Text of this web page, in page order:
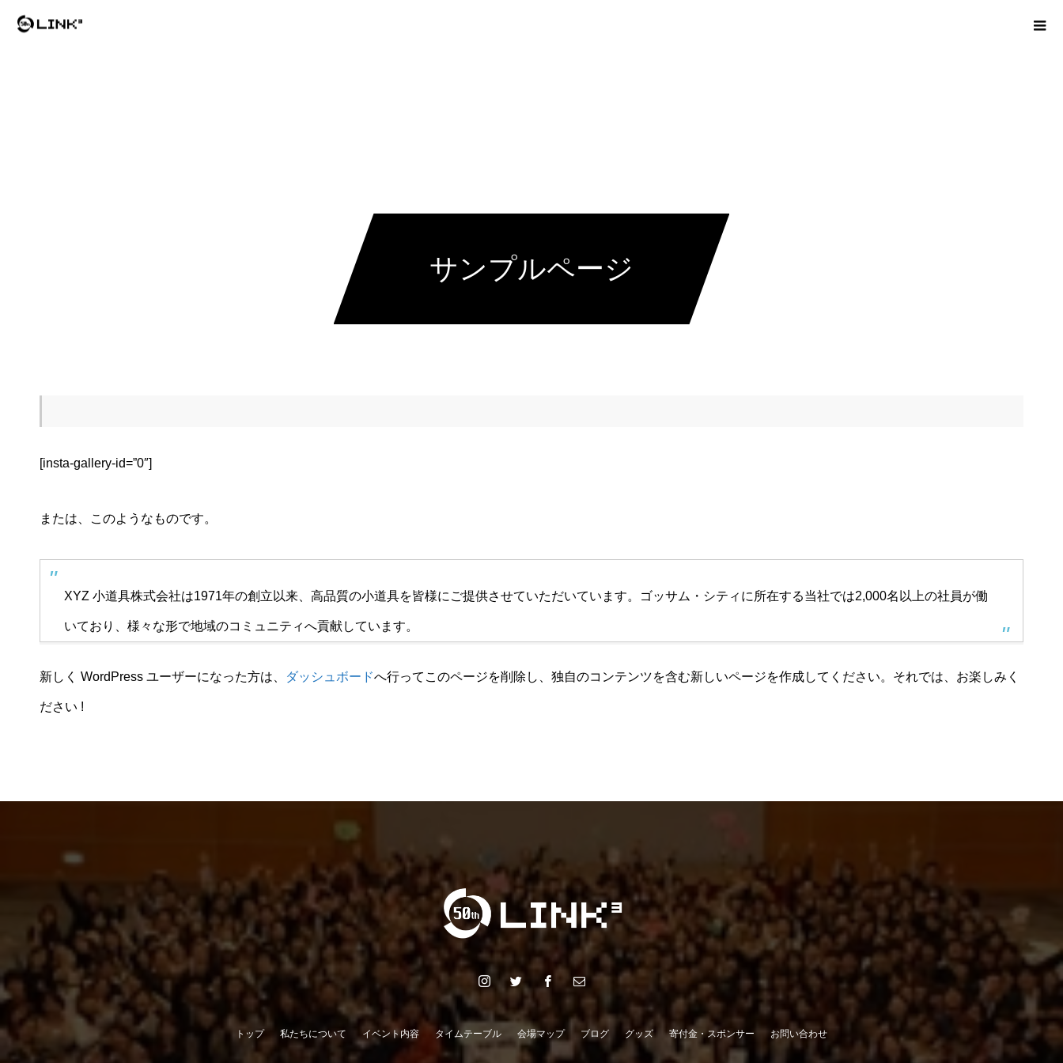
サンプルページ
[insta-gallery-id=”0″]
または、このようなものです。
XYZ 小道具株式会社は1971年の創立以来、高品質の小道具を皆様にご提供させていただいています。ゴッサム・シティに所在する当社では2,000名以上の社員が働
いており、様々な形で地域のコミュニティへ貢献しています。
新しく WordPress ユーザーになった方は、 ダッシュボードへ行ってこのページを削除し、独自のコンテンツを含む新しいページを作成してください。それでは、お楽しみく
ださい !
トップ 私たちについて イベント内容 タイムテーブル 会場マップ ブログ グッズ 寄付金・スポンサー お問い合わせ